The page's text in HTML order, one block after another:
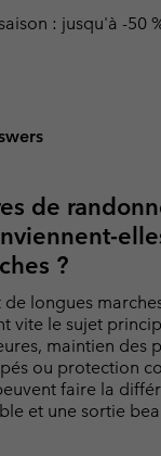
: jusqu'à -50
de
?
longues
vite le sujet
maintien des
ou protection
faire la
et une sortie